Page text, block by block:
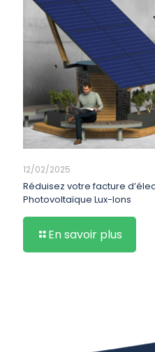
12/02/2025
Réduisez votre facture
Photovoltaïque Lux-Ions
En savoir plus